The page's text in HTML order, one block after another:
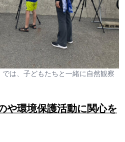
では、子どもたちと一緒に自然観察
や環境保護活動に関心を